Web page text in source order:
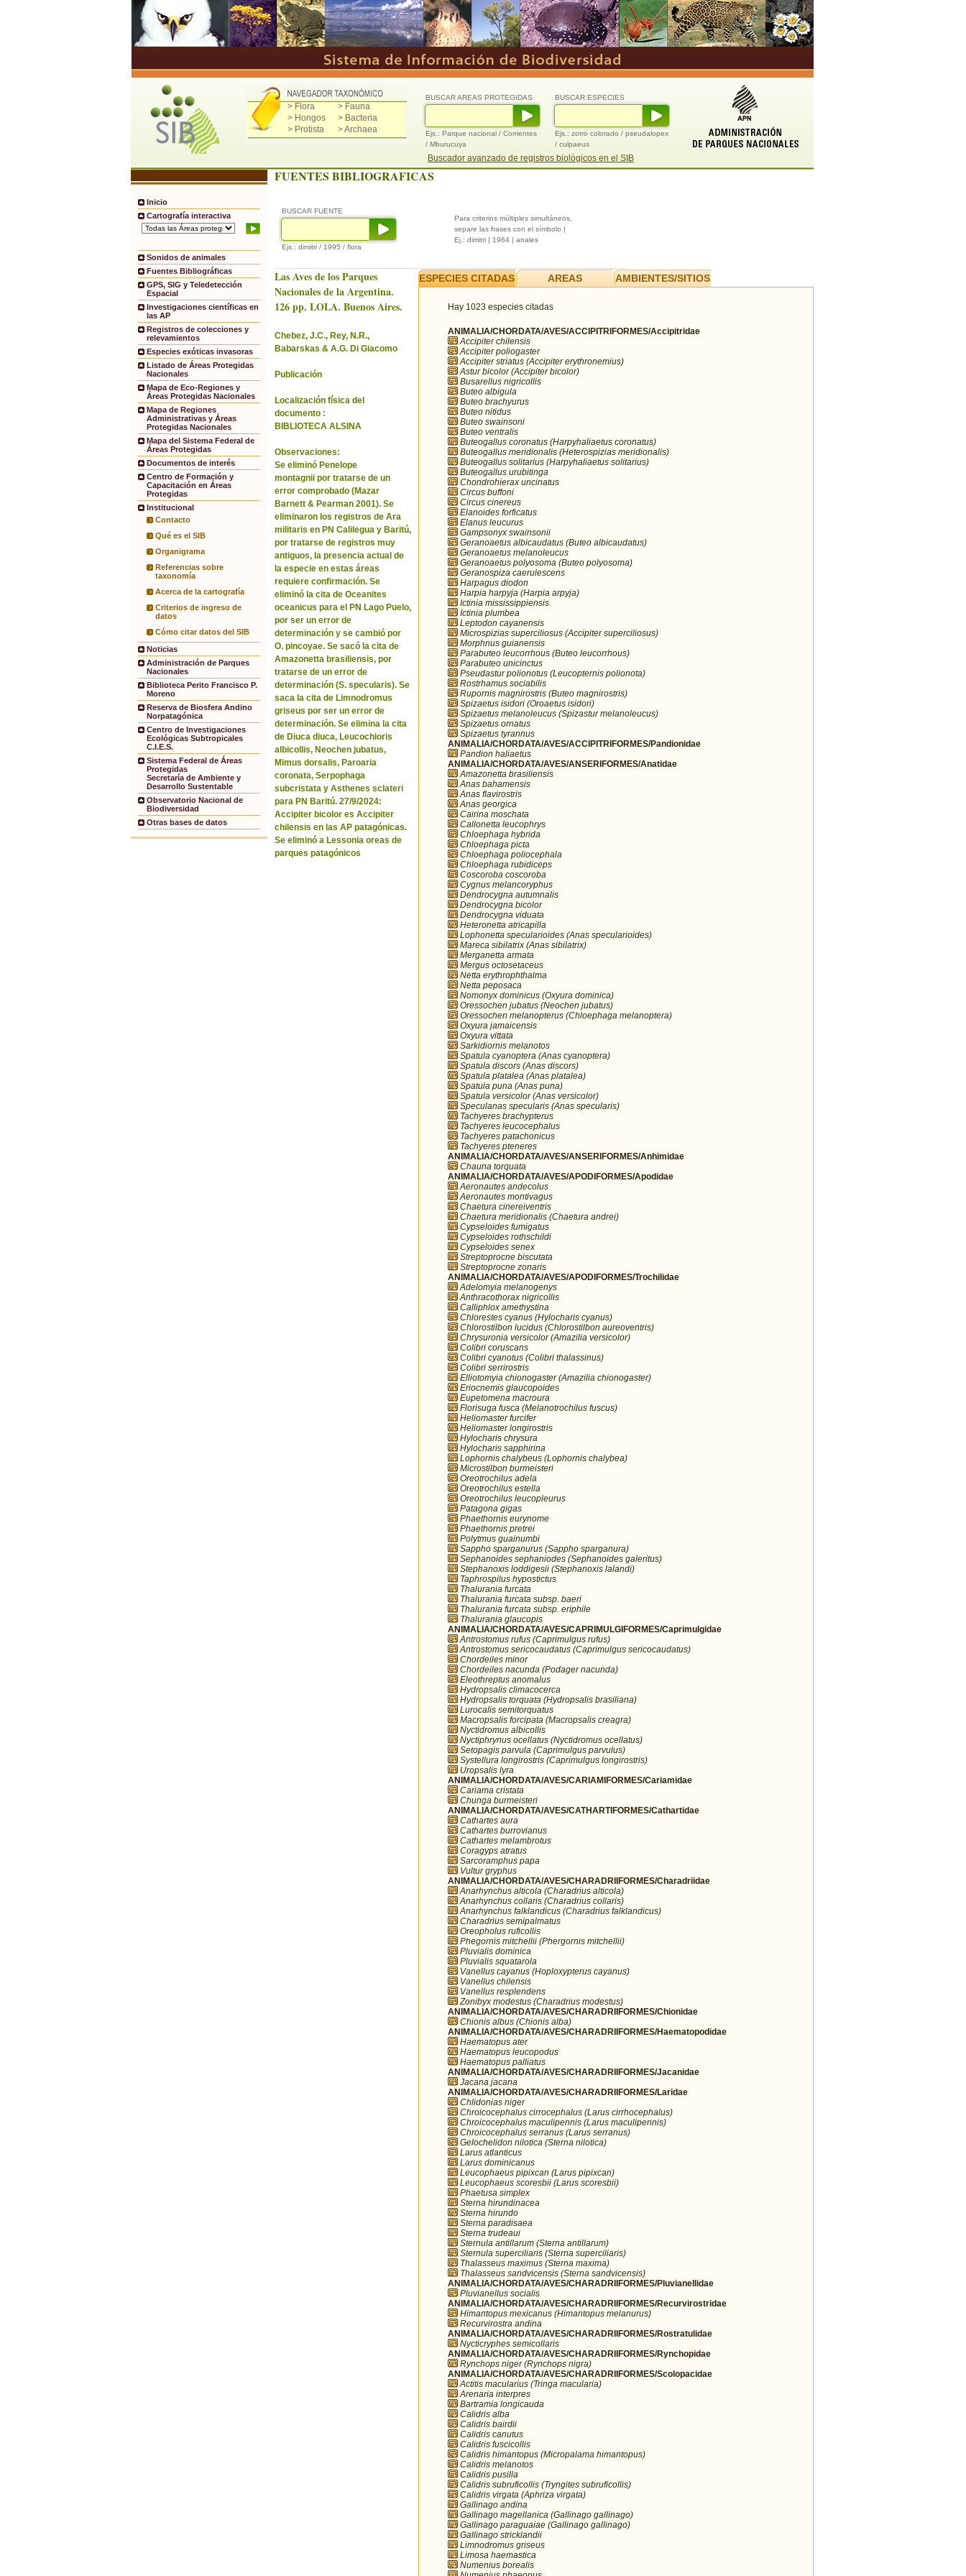
> Flora
> Fauna
> Hongos
> Bacteria
> Protista
> Archaea
BUSCAR ESPECIES
Ejs.: zorro colorado / pseudalopex
/ culpaeus
BUSCAR AREAS PROTEGIDAS
Ejs.: Parque nacional / Corrientes
/ Mburucuya
Buscador avanzado de registros biológicos en el SIB
Inicio
Cartografía interactiva
Sonidos de animales
Fuentes Bibliográficas
GPS, SIG y Teledetección
Espacial
Investigaciones científicas en
las AP
Registros de colecciones y
relevamientos
Especies exóticas invasoras
Listado de Áreas Protegidas
Nacionales
Mapa de Eco-Regiones y
Áreas Protegidas Nacionales
Mapa de Regiones
Administrativas y Áreas
Protegidas Nacionales
Mapa del Sistema Federal de
Áreas Protegidas
Documentos de interés
Centro de Formación y
Capacitación en Áreas
Protegidas
Institucional
Contacto
Qué es el SIB
Organigrama
Referencias sobre
taxonomía
Acerca de la cartografía
Criterios de ingreso de
datos
Cómo citar datos del SIB
Noticias
Administración de Parques
Nacionales
Biblioteca Perito Francisco P.
Moreno
Reserva de Biosfera Andino
Norpatagónica
Centro de Investigaciones
Ecológicas Subtropicales
C.I.E.S.
Sistema Federal de Áreas
Protegidas
Secretaría de Ambiente y
Desarrollo Sustentable
Observatorio Nacional de
Biodiversidad
Otras bases de datos
FUENTES BIBLIOGRAFICAS
BUSCAR FUENTE
Ejs.: dimitri / 1995 / flora
Para criterios múltiples simultáneos,
separe las frases con el símbolo |
Ej.: dimitri | 1964 | anales
Las Aves de los Parques
Nacionales de la Argentina.
126 pp. LOLA. Buenos Aires.
Chebez, J.C., Rey, N.R.,
Babarskas & A.G. Di Giacomo
Publicación
Localización física del
documento :
BIBLIOTECA ALSINA
Observaciones:
Se eliminó Penelope
montagnii por tratarse de un
error comprobado (Mazar
Barnett & Pearman 2001). Se
eliminaron los registros de Ara
militaris en PN Calilegua y Baritú,
por tratarse de registros muy
antiguos, la presencia actual de
la especie en estas áreas
requiere confirmación. Se
eliminó la cita de Oceanites
oceanicus para el PN Lago Puelo,
por ser un error de
determinación y se cambió por
O. pincoyae. Se sacó la cita de
Amazonetta brasiliensis, por
tratarse de un error de
determinación (S. specularis). Se
saca la cita de Limnodromus
griseus por ser un error de
determinación. Se elimina la cita
de Diuca diuca, Leucochloris
albicollis, Neochen jubatus,
Mimus dorsalis, Paroaria
coronata, Serpophaga
subcristata y Asthenes sclateri
para PN Baritú. 27/9/2024:
Accipiter bicolor es Accipiter
chilensis en las AP patagónicas.
Se eliminó a Lessonia oreas de
parques patagónicos
ESPECIES CITADAS AREAS AMBIENTES/SITIOS
Hay 1023 especies citadas
ANIMALIA/CHORDATA/AVES/ACCIPITRIFORMES/Accipitridae
Accipiter chilensis
Accipiter poliogaster
Accipiter striatus (Accipiter erythronemius)
Astur bicolor (Accipiter bicolor)
Busarellus nigricollis
Buteo albigula
Buteo brachyurus
Buteo nitidus
Buteo swainsoni
Buteo ventralis
Buteogallus coronatus (Harpyhaliaetus coronatus)
Buteogallus meridionalis (Heterospizias meridionalis)
Buteogallus solitarius (Harpyhaliaetus solitarius)
Buteogallus urubitinga
Chondrohierax uncinatus
Circus buffoni
Circus cinereus
Elanoides forficatus
Elanus leucurus
Gampsonyx swainsonii
Geranoaetus albicaudatus (Buteo albicaudatus)
Geranoaetus melanoleucus
Geranoaetus polyosoma (Buteo polyosoma)
Geranospiza caerulescens
Harpagus diodon
Harpia harpyja (Harpia arpyja)
Ictinia mississippiensis
Ictinia plumbea
Leptodon cayanensis
Microspizias superciliosus (Accipiter superciliosus)
Morphnus guianensis
Parabuteo leucorrhous (Buteo leucorrhous)
Parabuteo unicinctus
Pseudastur polionotus (Leucopternis polionota)
Rostrhamus sociabilis
Rupornis magnirostris (Buteo magnirostris)
Spizaetus isidori (Oroaetus isidori)
Spizaetus melanoleucus (Spizastur melanoleucus)
Spizaetus ornatus
Spizaetus tyrannus
ANIMALIA/CHORDATA/AVES/ACCIPITRIFORMES/Pandionidae
Pandion haliaetus
ANIMALIA/CHORDATA/AVES/ANSERIFORMES/Anatidae
Amazonetta brasiliensis
Anas bahamensis
Anas flavirostris
Anas georgica
Cairina moschata
Callonetta leucophrys
Chloephaga hybrida
Chloephaga picta
Chloephaga poliocephala
Chloephaga rubidiceps
Coscoroba coscoroba
Cygnus melancoryphus
Dendrocygna autumnalis
Dendrocygna bicolor
Dendrocygna viduata
Heteronetta atricapilla
Lophonetta specularioides (Anas specularioides)
Mareca sibilatrix (Anas sibilatrix)
Merganetta armata
Mergus octosetaceus
Netta erythrophthalma
Netta peposaca
Nomonyx dominicus (Oxyura dominica)
Oressochen jubatus (Neochen jubatus)
Oressochen melanopterus (Chloephaga melanoptera)
Oxyura jamaicensis
Oxyura vittata
Sarkidiornis melanotos
Spatula cyanoptera (Anas cyanoptera)
Spatula discors (Anas discors)
Spatula platalea (Anas platalea)
Spatula puna (Anas puna)
Spatula versicolor (Anas versicolor)
Speculanas specularis (Anas specularis)
Tachyeres brachypterus
Tachyeres leucocephalus
Tachyeres patachonicus
Tachyeres pteneres
ANIMALIA/CHORDATA/AVES/ANSERIFORMES/Anhimidae
Chauna torquata
ANIMALIA/CHORDATA/AVES/APODIFORMES/Apodidae
Aeronautes andecolus
Aeronautes montivagus
Chaetura cinereiventris
Chaetura meridionalis (Chaetura andrei)
Cypseloides fumigatus
Cypseloides rothschildi
Cypseloides senex
Streptoprocne biscutata
Streptoprocne zonaris
ANIMALIA/CHORDATA/AVES/APODIFORMES/Trochilidae
Adelomyia melanogenys
Anthracothorax nigricollis
Calliphlox amethystina
Chlorestes cyanus (Hylocharis cyanus)
Chlorostilbon lucidus (Chlorostilbon aureoventris)
Chrysuronia versicolor (Amazilia versicolor)
Colibri coruscans
Colibri cyanotus (Colibri thalassinus)
Colibri serrirostris
Elliotomyia chionogaster (Amazilia chionogaster)
Eriocnemis glaucopoides
Eupetomena macroura
Florisuga fusca (Melanotrochilus fuscus)
Heliomaster furcifer
Heliomaster longirostris
Hylocharis chrysura
Hylocharis sapphirina
Lophornis chalybeus (Lophornis chalybea)
Microstilbon burmeisteri
Oreotrochilus adela
Oreotrochilus estella
Oreotrochilus leucopleurus
Patagona gigas
Phaethornis eurynome
Phaethornis pretrei
Polytmus guainumbi
Sappho sparganurus (Sappho sparganura)
Sephanoides sephaniodes (Sephanoides galeritus)
Stephanoxis loddigesii (Stephanoxis lalandi)
Taphrospilus hypostictus
Thalurania furcata
Thalurania furcata subsp. baeri
Thalurania furcata subsp. eriphile
Thalurania glaucopis
ANIMALIA/CHORDATA/AVES/CAPRIMULGIFORMES/Caprimulgidae
Antrostomus rufus (Caprimulgus rufus)
Antrostomus sericocaudatus (Caprimulgus sericocaudatus)
Chordeiles minor
Chordeiles nacunda (Podager nacunda)
Eleothreptus anomalus
Hydropsalis climacocerca
Hydropsalis torquata (Hydropsalis brasiliana)
Lurocalis semitorquatus
Macropsalis forcipata (Macropsalis creagra)
Nyctidromus albicollis
Nyctiphrynus ocellatus (Nyctidromus ocellatus)
Setopagis parvula (Caprimulgus parvulus)
Systellura longirostris (Caprimulgus longirostris)
Uropsalis lyra
ANIMALIA/CHORDATA/AVES/CARIAMIFORMES/Cariamidae
Cariama cristata
Chunga burmeisteri
ANIMALIA/CHORDATA/AVES/CATHARTIFORMES/Cathartidae
Cathartes aura
Cathartes burrovianus
Cathartes melambrotus
Coragyps atratus
Sarcoramphus papa
Vultur gryphus
ANIMALIA/CHORDATA/AVES/CHARADRIIFORMES/Charadriidae
Anarhynchus alticola (Charadrius alticola)
Anarhynchus collaris (Charadrius collaris)
Anarhynchus falklandicus (Charadrius falklandicus)
Charadrius semipalmatus
Oreopholus ruficollis
Phegornis mitchellii (Phergornis mitchellii)
Pluvialis dominica
Pluvialis squatarola
Vanellus cayanus (Hoploxypterus cayanus)
Vanellus chilensis
Vanellus resplendens
Zonibyx modestus (Charadrius modestus)
ANIMALIA/CHORDATA/AVES/CHARADRIIFORMES/Chionidae
Chionis albus (Chionis alba)
ANIMALIA/CHORDATA/AVES/CHARADRIIFORMES/Haematopodidae
Haematopus ater
Haematopus leucopodus
Haematopus palliatus
ANIMALIA/CHORDATA/AVES/CHARADRIIFORMES/Jacanidae
Jacana jacana
ANIMALIA/CHORDATA/AVES/CHARADRIIFORMES/Laridae
Chlidonias niger
Chroicocephalus cirrocephalus (Larus cirrhocephalus)
Chroicocephalus maculipennis (Larus maculipennis)
Chroicocephalus serranus (Larus serranus)
Gelochelidon nilotica (Sterna nilotica)
Larus atlanticus
Larus dominicanus
Leucophaeus pipixcan (Larus pipixcan)
Leucophaeus scoresbii (Larus scoresbii)
Phaetusa simplex
Sterna hirundinacea
Sterna hirundo
Sterna paradisaea
Sterna trudeaui
Sternula antillarum (Sterna antillarum)
Sternula superciliaris (Sterna superciliaris)
Thalasseus maximus (Sterna maxima)
Thalasseus sandvicensis (Sterna sandvicensis)
ANIMALIA/CHORDATA/AVES/CHARADRIIFORMES/Pluvianellidae
Pluvianellus socialis
ANIMALIA/CHORDATA/AVES/CHARADRIIFORMES/Recurvirostridae
Himantopus mexicanus (Himantopus melanurus)
Recurvirostra andina
ANIMALIA/CHORDATA/AVES/CHARADRIIFORMES/Rostratulidae
Nycticryphes semicollaris
ANIMALIA/CHORDATA/AVES/CHARADRIIFORMES/Rynchopidae
Rynchops niger (Rynchops nigra)
ANIMALIA/CHORDATA/AVES/CHARADRIIFORMES/Scolopacidae
Actitis macularius (Tringa macularia)
Arenaria interpres
Bartramia longicauda
Calidris alba
Calidris bairdii
Calidris canutus
Calidris fuscicollis
Calidris himantopus (Micropalama himantopus)
Calidris melanotos
Calidris pusilla
Calidris subruficollis (Tryngites subruficollis)
Calidris virgata (Aphriza virgata)
Gallinago andina
Gallinago magellanica (Gallinago gallinago)
Gallinago paraguaiae (Gallinago gallinago)
Gallinago stricklandii
Limnodromus griseus
Limosa haemastica
Numenius borealis